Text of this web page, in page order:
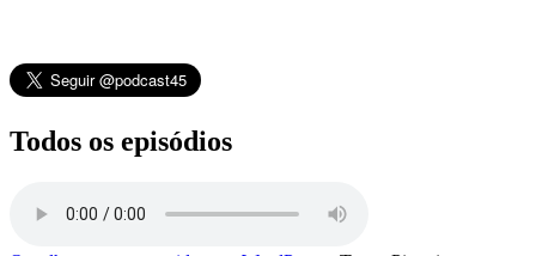
Todos os episódios